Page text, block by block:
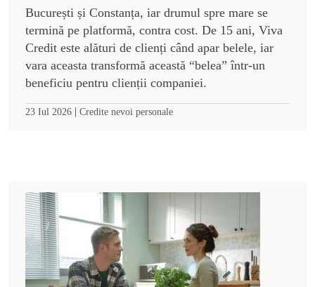
București și Constanța, iar drumul spre mare se
termină pe platformă, contra cost. De 15 ani, Viva
Credit este alături de clienți când apar belele, iar
vara aceasta transformă această “belea” într-un
beneficiu pentru clienții companiei.
23 Iul 2026 | Credite nevoi personale